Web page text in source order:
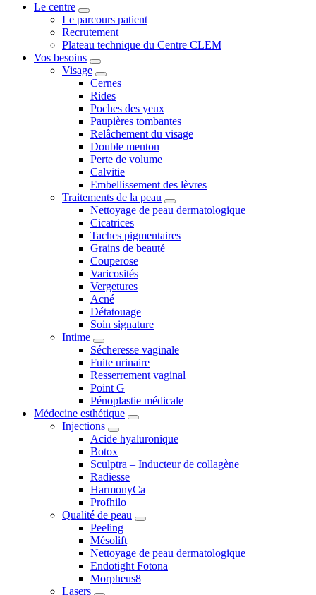
Le centre
Le parcours patient
Recrutement
Plateau technique du Centre CLEM
Vos besoins
Visage
Cernes
Rides
Poches des yeux
Paupières tombantes
Relâchement du visage
Double menton
Perte de volume
Calvitie
Embellissement des lèvres
Traitements de la peau
Nettoyage de peau dermatologique
Cicatrices
Taches pigmentaires
Grains de beauté
Couperose
Varicosités
Vergetures
Acné
Détatouage
Soin signature
Intime
Sécheresse vaginale
Fuite urinaire
Resserrement vaginal
Point G
Pénoplastie médicale
Médecine esthétique
Injections
Acide hyaluronique
Botox
Sculptra – Inducteur de collagène
Radiesse
HarmonyCa
Profhilo
Qualité de peau
Peeling
Mésolift
Nettoyage de peau dermatologique
Endotight Fotona
Morpheus8
Lasers